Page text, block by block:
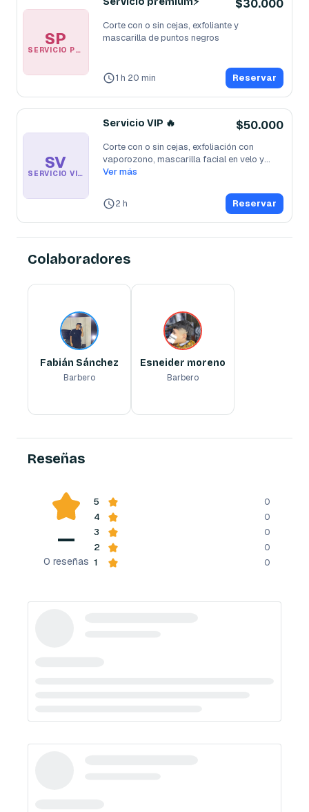
SP
SERVICIO PREMIUM⚡
$30.000
Corte con o sin cejas, exfoliante y
mascarilla de puntos negros
1 h 20 min Reservar
SV
SERVICIO VIP 🔥
Servicio VIP 🔥 $50.000
Corte con o sin cejas, exfoliación con
vaporozono, mascarilla facial en velo y...
Ver más
2 h Reservar
Colaboradores
Fabián Sánchez
Barbero
Barbero
Esneider moreno
Barbero
Barbero
Reseñas
—
0 reseñas
5 0
4 0
3 0
2 0
1 0